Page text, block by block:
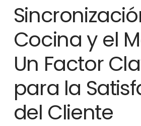
Cocina y el
Un Factor
para la
del Cliente